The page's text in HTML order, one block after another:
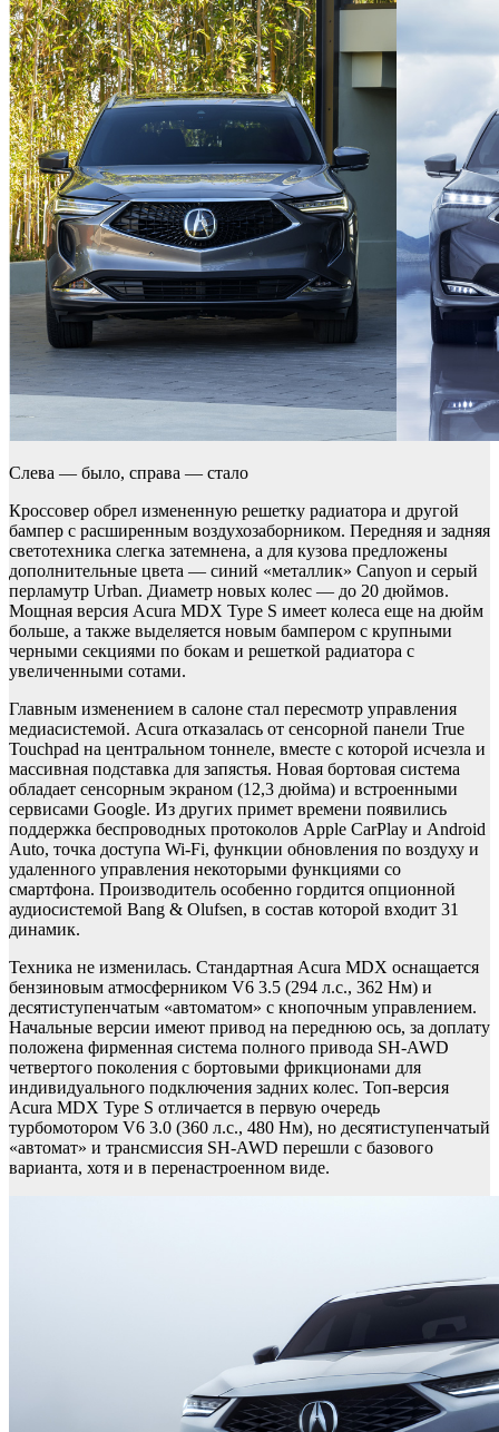
Слева — было, справа — стало
Кроссовер обрел измененную решетку радиатора и другой
бампер с расширенным воздухозаборником. Передняя и задняя
светотехника слегка затемнена, а для кузова предложены
дополнительные цвета — синий «металлик» Canyon и серый
перламутр Urban. Диаметр новых колес — до 20 дюймов.
Мощная версия Acura MDX Type S имеет колеса еще на дюйм
больше, а также выделяется новым бампером с крупными
черными секциями по бокам и решеткой радиатора с
увеличенными сотами.
Главным изменением в салоне стал пересмотр управления
медиасистемой. Acura отказалась от сенсорной панели True
Touchpad на центральном тоннеле, вместе с которой исчезла и
массивная подставка для запястья. Новая бортовая система
обладает сенсорным экраном (12,3 дюйма) и встроенными
сервисами Google. Из других примет времени появились
поддержка беспроводных протоколов Apple CarPlay и Android
Auto, точка доступа Wi-Fi, функции обновления по воздуху и
удаленного управления некоторыми функциями со
смартфона. Производитель особенно гордится опционной
аудиосистемой Bang & Olufsen, в состав которой входит 31
динамик.
Техника не изменилась. Стандартная Acura MDX оснащается
бензиновым атмосферником V6 3.5 (294 л.с., 362 Нм) и
десятиступенчатым «автоматом» с кнопочным управлением.
Начальные версии имеют привод на переднюю ось, за доплату
положена фирменная система полного привода SH-AWD
четвертого поколения с бортовыми фрикционами для
индивидуального подключения задних колес. Топ-версия
Acura MDX Type S отличается в первую очередь
турбомотором V6 3.0 (360 л.с., 480 Нм), но десятиступенчатый
«автомат» и трансмиссия SH-AWD перешли с базового
варианта, хотя и в перенастроенном виде.